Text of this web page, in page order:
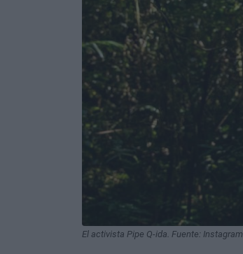
El activista Pipe Q-ida. Fuente: Instagram